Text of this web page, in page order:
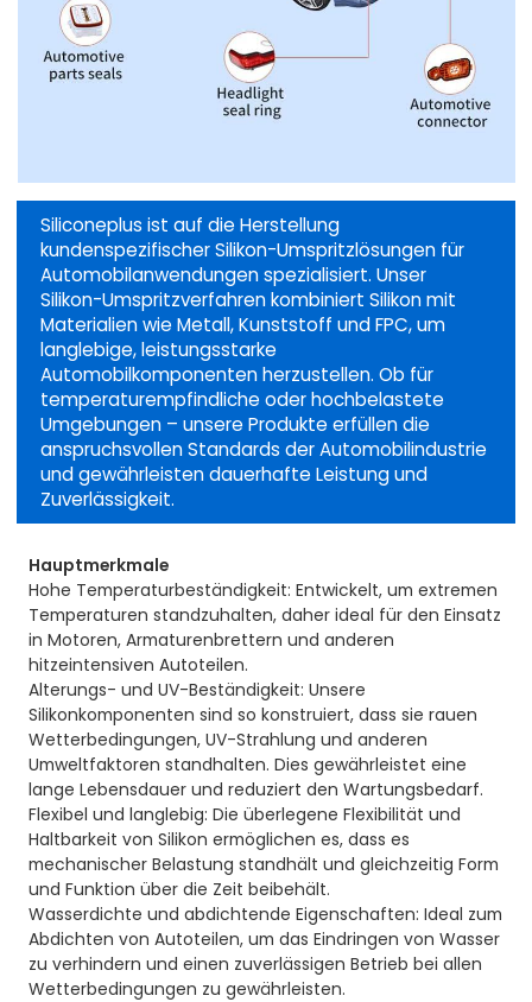
Siliconeplus ist auf die Herstellung
kundenspezifischer Silikon-Umspritzlösungen für
Automobilanwendungen spezialisiert. Unser
Silikon-Umspritzverfahren kombiniert Silikon mit
Materialien wie Metall, Kunststoff und FPC, um
langlebige, leistungsstarke
Automobilkomponenten herzustellen. Ob für
temperaturempfindliche oder hochbelastete
Umgebungen – unsere Produkte erfüllen die
anspruchsvollen Standards der Automobilindustrie
und gewährleisten dauerhafte Leistung und
Zuverlässigkeit.
Hauptmerkmale
Hohe Temperaturbeständigkeit: Entwickelt, um extremen
Temperaturen standzuhalten, daher ideal für den Einsatz
in Motoren, Armaturenbrettern und anderen
hitzeintensiven Autoteilen.
Alterungs- und UV-Beständigkeit: Unsere
Silikonkomponenten sind so konstruiert, dass sie rauen
Wetterbedingungen, UV-Strahlung und anderen
Umweltfaktoren standhalten. Dies gewährleistet eine
lange Lebensdauer und reduziert den Wartungsbedarf.
Flexibel und langlebig: Die überlegene Flexibilität und
Haltbarkeit von Silikon ermöglichen es, dass es
mechanischer Belastung standhält und gleichzeitig Form
und Funktion über die Zeit beibehält.
Wasserdichte und abdichtende Eigenschaften: Ideal zum
Abdichten von Autoteilen, um das Eindringen von Wasser
zu verhindern und einen zuverlässigen Betrieb bei allen
Wetterbedingungen zu gewährleisten.